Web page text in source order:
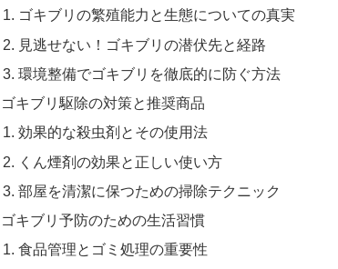
ゴキブリの繁殖能力と生態についての真実
見逃せない！ゴキブリの潜伏先と経路
環境整備でゴキブリを徹底的に防ぐ方法
ゴキブリ駆除の対策と推奨商品
効果的な殺虫剤とその使用法
くん煙剤の効果と正しい使い方
部屋を清潔に保つための掃除テクニック
ゴキブリ予防のための生活習慣
食品管理とゴミ処理の重要性